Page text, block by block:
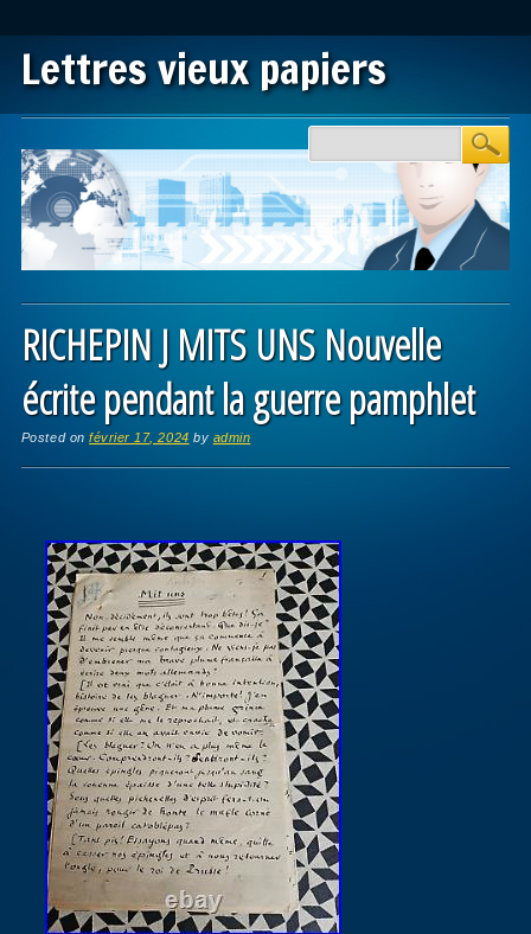
Lettres vieux papiers
Main menu
RICHEPIN J MITS UNS Nouvelle
écrite pendant la guerre pamphlet
Posted onfévrier 17, 2024 by admin